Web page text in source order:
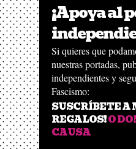
¡Apoya al
Si quieres que
nuestras portadas,
independientes y
Fascismo:
SUSCRÍBETE A
REGALOS!O
CAUSA